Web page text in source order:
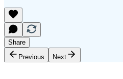
Share
Previous
Next